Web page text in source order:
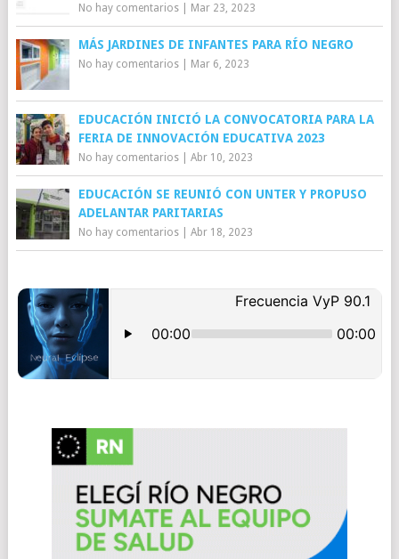
No hay comentarios| Mar 23, 2023
MÁS JARDINES DE INFANTES PARA RÍO NEGRO
No hay comentarios| Mar 6, 2023
EDUCACIÓN INICIÓ LA CONVOCATORIA PARA LA
FERIA DE INNOVACIÓN EDUCATIVA 2023
No hay comentarios| Abr 10, 2023
EDUCACIÓN SE REUNIÓ CON UNTER Y PROPUSO
ADELANTAR PARITARIAS
No hay comentarios| Abr 18, 2023